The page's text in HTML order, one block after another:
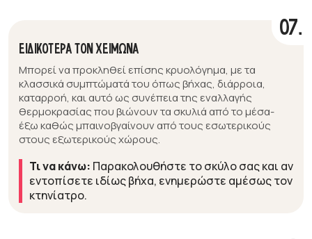
07.
ΕΙΔΙΚΟΤΕΡΑ ΤΟΝ ΧΕΙΜΩΝΑ
Μπορεί να προκληθεί επίσης κρυολόγημα, με τα
κλασσικά συμπτώματά του όπως βήχας, διάρροια,
καταρροή, και αυτό ως συνέπεια της εναλλαγής
θερμοκρασίας που βιώνουν τα σκυλιά από το μέσα-
έξω καθώς μπαινοβγαίνουν από τους εσωτερικούς
στους εξωτερικούς χώρους.
Τι να κάνω: Παρακολουθήστε το σκύλο σας και αν
εντοπίσετε ιδίως βήχα, ενημερώστε αμέσως τον
κτηνίατρο.